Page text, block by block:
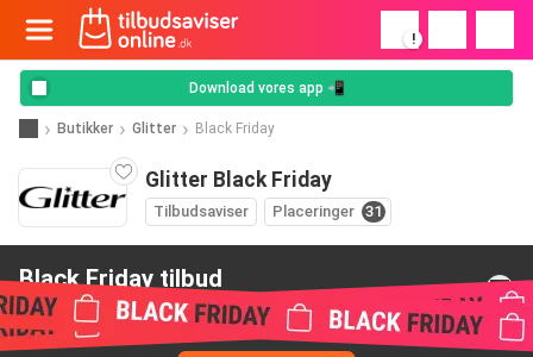
!
Download vores app 📲
Butikker Glitter Black Friday
Glitter Black Friday
Tilbudsaviser Placeringer 31
Black Friday tilbud
from Glitter